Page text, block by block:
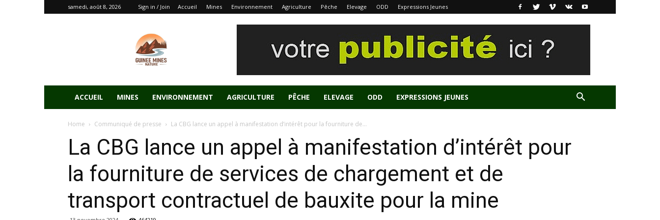
samedi, août 8, 2026 Sign in / Join Accueil Mines Environnement Agriculture Pêche Elevage ODD Expressions Jeunes
ACCUEIL MINES ENVIRONNEMENT AGRICULTURE PÊCHE ELEVAGE ODD EXPRESSIONS JEUNES
Home Communiqué de presse La CBG lance un appel à manifestation d’intérêt pour la fourniture de...
La CBG lance un appel à manifestation d’intérêt pour
la fourniture de services de chargement et de
transport contractuel de bauxite pour la mine